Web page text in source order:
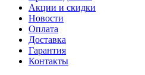
Акции и скидки
Новости
Оплата
Доставка
Гарантия
Контакты